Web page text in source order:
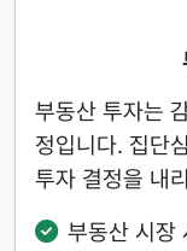
부동산 투자는
정입니다. 집단
투자 결정을 내
부동산 시장